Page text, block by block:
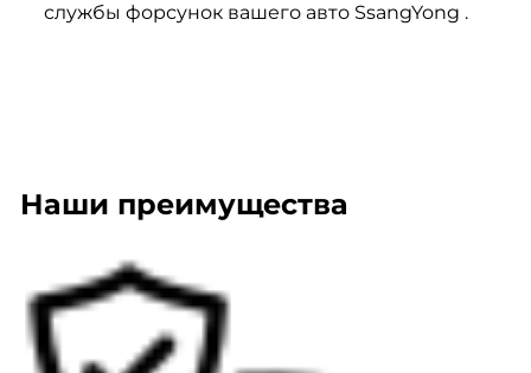
службы форсунок вашего авто SsangYong .
Наши преимущества